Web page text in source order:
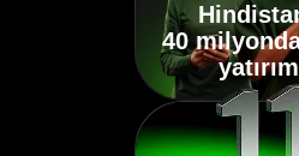
40